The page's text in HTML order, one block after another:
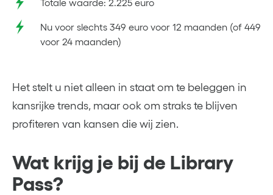
Totale waarde: 2.225 euro
Nu voor slechts 349 euro voor 12 maanden (of 449
voor 24 maanden)
Het stelt u niet alleen in staat om te beleggen in
kansrijke trends, maar ook om straks te blijven
profiteren van kansen die wij zien.
Wat krijg je bij de Library
Pass?